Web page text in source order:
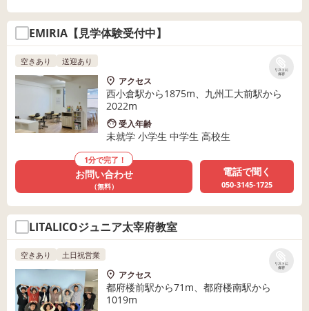
EMIRIA【見学体験受付中】
リストに
保存
空きあり 送迎あり
アクセス
西小倉駅から1875m、九州工大前駅から
2022m
受入年齢
未就学 小学生 中学生 高校生
1分で完了！
お問い合わせ
（無料）
電話で聞く
050-3145-1725
LITALICOジュニア太宰府教室
リストに
保存
空きあり 土日祝営業
アクセス
都府楼前駅から71m、都府楼南駅から
1019m